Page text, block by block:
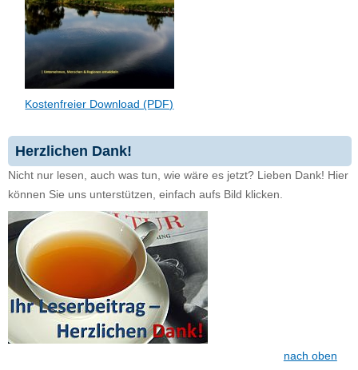
Kostenfreier Download (PDF)
Herzlichen Dank!
Nicht nur lesen, auch was tun, wie wäre es jetzt? Lieben Dank! Hier
können Sie uns unterstützen, einfach aufs Bild klicken.
nach oben